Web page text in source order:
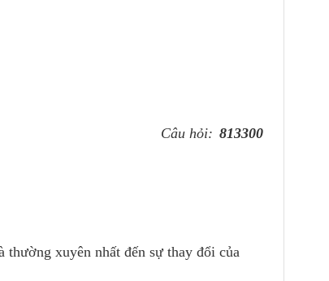
Câu hỏi: 813300
xuyên nhất đến sự thay đổi của